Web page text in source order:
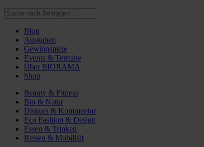
Blog
Ausgaben
Gewinnspiele
Events & Termine
Über BIORAMA
Shop
Beauty & Fitness
Bio & Natur
Diskurs & Kommentar
Eco Fashion & Design
Essen & Trinken
Reisen & Mobilität